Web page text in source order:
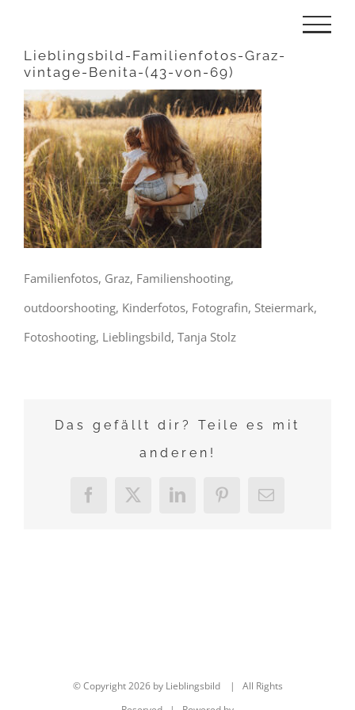
springen
Lieblingsbild-Familienfotos-Graz-
vintage-Benita-(43-von-69)
Familienfotos, Graz, Familienshooting,
outdoorshooting, Kinderfotos, Fotografin, Steiermark,
Fotoshooting, Lieblingsbild, Tanja Stolz
Das gefällt dir? Teile es mit
anderen!
Facebook
X LinkedInPinterest
E-
© Copyright2026 by Lieblingsbild | All Rights